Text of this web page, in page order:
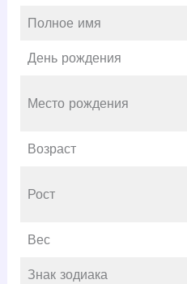
Полное имя
День рождения
Место рождения
Возраст
Рост
Вес
Знак зодиака